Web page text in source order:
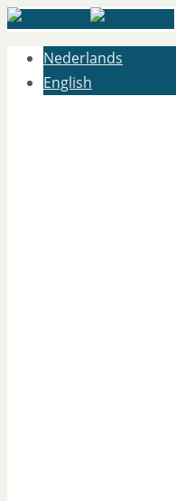
Nederlands
English